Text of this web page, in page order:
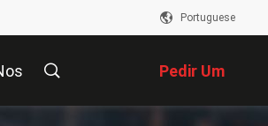
Portuguese
Pedir Um